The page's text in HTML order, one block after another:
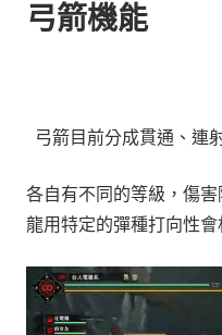
弓箭機能
弓箭目前分成貫通 、 連
各自有不同的等級，傷害
龍用特定的彈種打向性會